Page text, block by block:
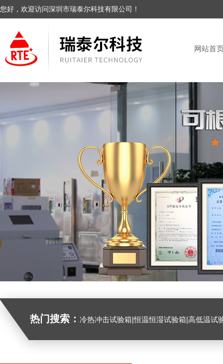
您好，欢迎访问深圳市瑞泰尔科技有限公司！
网站首
热门搜索： 冷热冲击试验箱|恒温恒湿试验箱|高低温试验箱|高低温交变试验箱|盐雾机|紫外线试验机|淋雨试验箱|臭氧试验箱|振动试